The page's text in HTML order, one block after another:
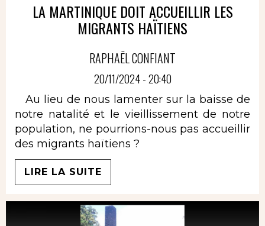
LA MARTINIQUE DOIT ACCUEILLIR LES
MIGRANTS HAÏTIENS
RAPHAËL CONFIANT
20/11/2024 - 20:40
Au lieu de nous lamenter sur la baisse de
notre natalité et le vieillissement de notre
population, ne pourrions-nous pas accueillir
des migrants haïtiens ?
LIRE LA SUITE